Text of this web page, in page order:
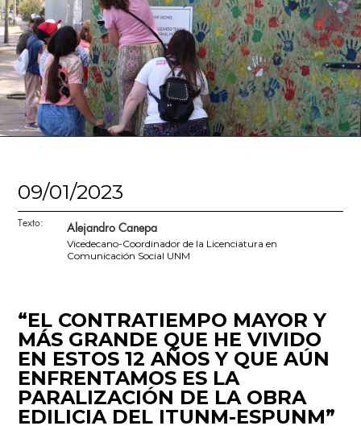
09/01/2023
Texto: Alejandro Canepa
Vicedecano-Coordinador de la Licenciatura en
Comunicación Social UNM
“EL CONTRATIEMPO MAYOR Y
MÁS GRANDE QUE HE VIVIDO
EN ESTOS 12 AÑOS Y QUE AÚN
ENFRENTAMOS ES LA
PARALIZACIÓN DE LA OBRA
EDILICIA DEL ITUNM-ESPUNM”